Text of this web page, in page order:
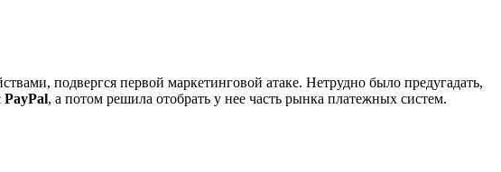
подвергся первой маркетинговой атаке. Нетрудно было предугадать,
PayPal, а потом решила отобрать у нее часть рынка платежных систем.